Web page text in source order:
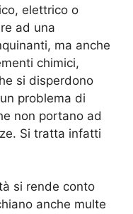
elettrico o
ad una
ma anche
chimici,
si disperdono
problema di
non portano ad
Si tratta infatti
si rende conto
anche multe